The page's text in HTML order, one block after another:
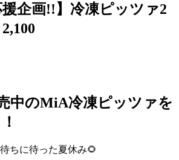
援企画!!】冷凍ピッツァ2
中のMiA冷凍ピッツァを
ちに待った夏休み🌻